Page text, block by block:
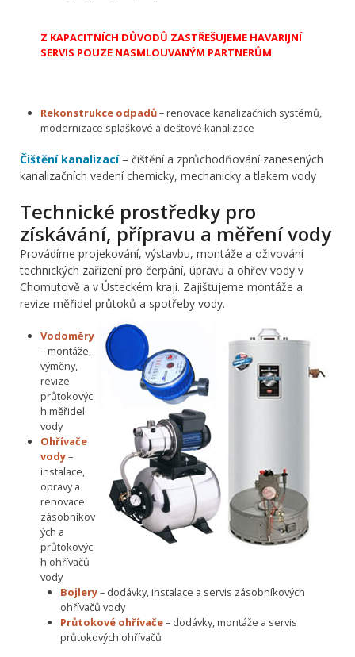
Z KAPACITNÍCH DŮVODŮ ZASTŘEŠUJEME HAVARIJNÍ
SERVIS POUZE NASMLOUVANÝM PARTNERŮM
Rekonstrukce odpadů– renovace kanalizačních systémů,
modernizace splaškové a dešťové kanalizace
Čištění kanalizací– čištění a zprůchodňování zanesených
kanalizačních vedení chemicky, mechanicky a tlakem vody
Technické prostředky pro
získávání, přípravu a měření vody
Provádíme projekování, výstavbu, montáže a oživování
technických zařízení pro čerpání, úpravu a ohřev vody v
Chomutově a v Ústeckém kraji. Zajišťujeme montáže a
revize měřidel průtoků a spotřeby vody.
Vodoměry
– montáže,
výměny,
revize
průtokovýc
h měřidel
vody
Ohřívače
vody–
instalace,
opravy a
renovace
zásobníkov
ých a
průtokovýc
h ohřívačů
vody
Bojlery– dodávky, instalace a servis zásobníkových
ohřívačů vody
Průtokové ohřívače– dodávky, montáže a servis
průtokových ohřívačů